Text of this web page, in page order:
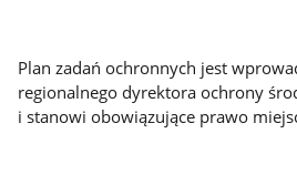
Plan zadań ochronnych jest
regionalnego dyrektora ochrony
i stanowi obowiązujące prawo